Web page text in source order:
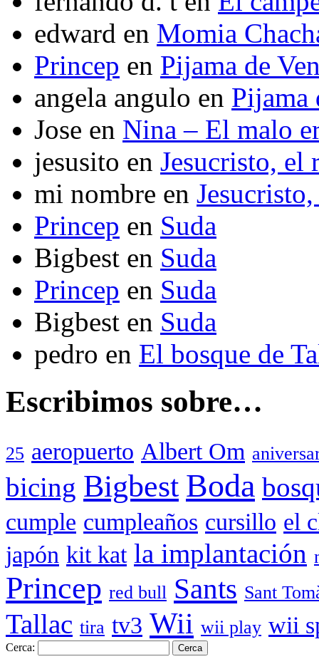
edward en Momia
Princep en Pijama de
angela angulo en Pijama
Jose en Nina – El malo
jesusito en Jesucristo, el
mi nombre en
Princep en Suda
Bigbest en Suda
Princep en Suda
Bigbest en Suda
pedro en El bosque de
Escribimos sobre…
25 aeropuerto Albert Om
bicing Bigbest Boda
cumple cumpleaños cursillo el
japón kit kat la implantación
Princep red bull Sants Sant
Tallac tira tv3 Wii wii play wii
Cerca: